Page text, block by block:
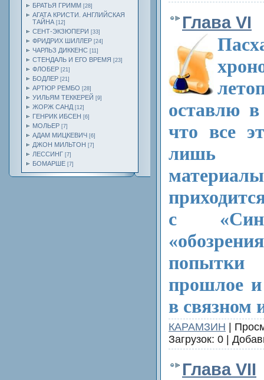
БРАТЬЯ ГРИММ [28]
АГАТА КРИСТИ. АНГЛИЙСКАЯ
ТАЙНА [12]
СЕНТ-ЭКЗЮПЕРИ [33]
ФРИДРИХ ШИЛЛЕР [24]
ЧАРЛЬЗ ДИККЕНС [11]
СТЕНДАЛЬ И ЕГО ВРЕМЯ [23]
ФЛОБЕР [21]
БОДЛЕР [21]
АРТЮР РЕМБО [28]
УИЛЬЯМ ТЕККЕРЕЙ [9]
ЖОРЖ САНД [12]
ГЕНРИК ИБСЕН [6]
МОЛЬЕР [7]
АДАМ МИЦКЕВИЧ [6]
ДЖОН МИЛЬТОН [7]
ЛЕССИНГ [7]
БОМАРШЕ [7]
Глава VI
оставлю в
что все
лишь
с
прошлое и
в связном
КАРАМЗИН |
Загрузок: 0 |
Глава VII